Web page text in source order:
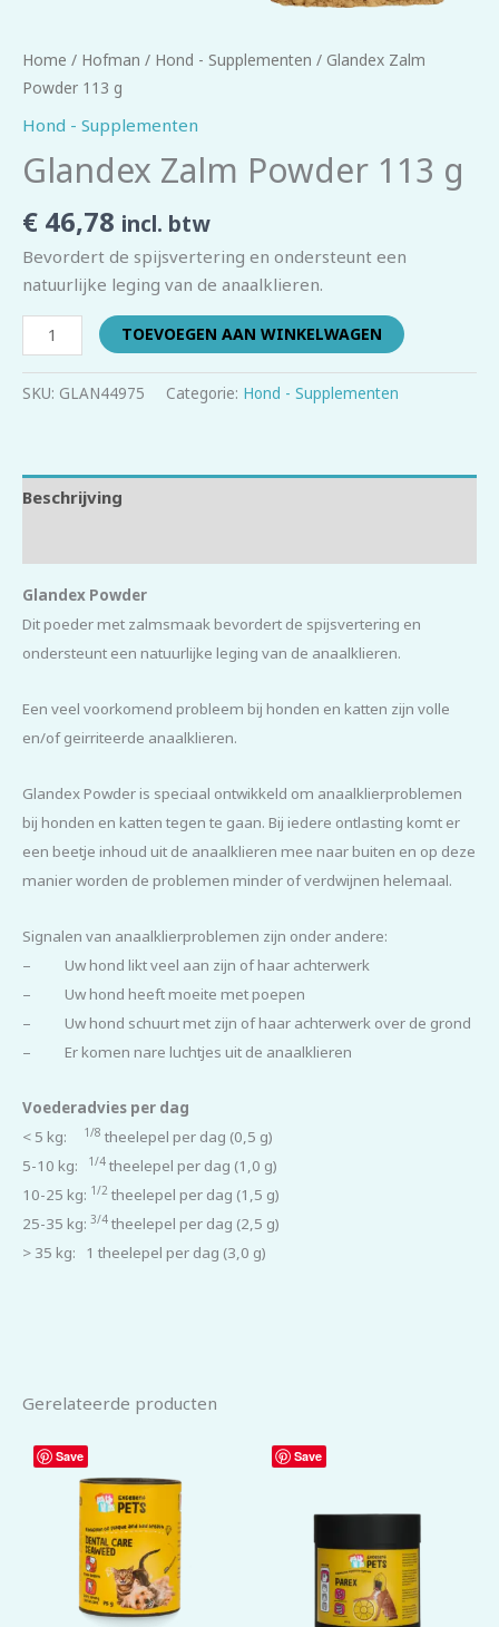
Home / Hofman / Hond - Supplementen / Glandex Zalm
Powder 113 g
Hond - Supplementen
Glandex Zalm Powder 113 g
€ 46,78 incl. btw
Bevordert de spijsvertering en ondersteunt een
natuurlijke leging van de anaalklieren.
TOEVOEGEN AAN WINKELWAGEN
SKU: GLAN44975 Categorie: Hond - Supplementen
Beschrijving
Glandex Powder
Dit poeder met zalmsmaak bevordert de spijsvertering en
ondersteunt een natuurlijke leging van de anaalklieren.
Een veel voorkomend probleem bij honden en katten zijn volle
en/of geirriteerde anaalklieren.
Glandex Powder is speciaal ontwikkeld om anaalklierproblemen
bij honden en katten tegen te gaan. Bij iedere ontlasting komt er
een beetje inhoud uit de anaalklieren mee naar buiten en op deze
manier worden de problemen minder of verdwijnen helemaal.
Signalen van anaalklierproblemen zijn onder andere:
– Uw hond likt veel aan zijn of haar achterwerk
– Uw hond heeft moeite met poepen
– Uw hond schuurt met zijn of haar achterwerk over de grond
– Er komen nare luchtjes uit de anaalklieren
Voederadvies per dag
< 5 kg:
1/8 theelepel per dag (0,5 g)
5-10 kg:
1/4 theelepel per dag (1,0 g)
10-25 kg: 1/2 theelepel per dag (1,5 g)
25-35 kg: 3/4 theelepel per dag (2,5 g)
> 35 kg: 1 theelepel per dag (3,0 g)
Gerelateerde producten
Save Save